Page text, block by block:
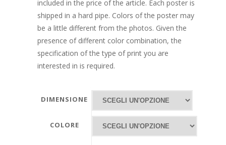
included in the price of the article. Each poster is
shipped in a hard pipe. Colors of the poster may
be a little different from the photos. Given the
presence of different color combination, the
specification of the type of print you are
interested in is required.
DIMENSIONE
COLORE